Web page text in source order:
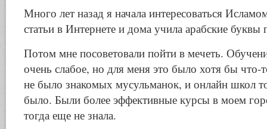
Много лет назад я начала интересоваться
статьи в Интернете и дома учила арабские
Потом мне посоветовали пойти в мечеть.
очень слабое, но для меня это было хотя бы
не было знакомых мусульманок, и онлайн школ
было. Были более эффективные курсы в моем
тогда еще не знала.